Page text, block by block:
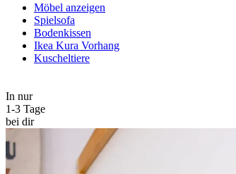
Möbel anzeigen
Spielsofa
Bodenkissen
Ikea Kura Vorhang
Kuscheltiere
In nur
1-3 Tage
bei dir